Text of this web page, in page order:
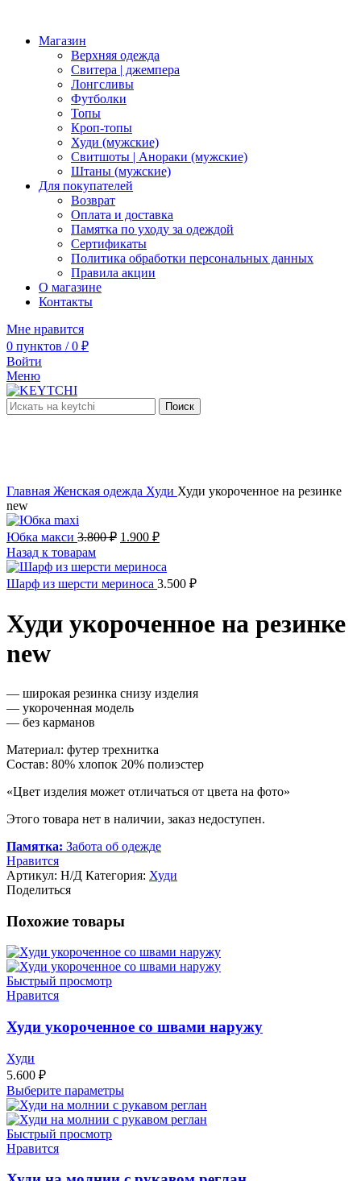
Магазин
Верхняя одежда
Свитера | джемпера
Лонгсливы
Футболки
Топы
Кроп-топы
Худи (мужские)
Свитшоты | Анораки (мужские)
Штаны (мужские)
Для покупателей
Возврат
Оплата и доставка
Памятка по уходу за одеждой
Сертификаты
Политика обработки персональных данных
Правила акции
О магазине
Контакты
Мне нравится
0 пунктов / 0 ₽
Войти
Меню
Поиск
Главная Женская одежда Худи Худи укороченное на резинке
new
Юбка макси 3.800₽ Первоначальная
составляла
3.800 ₽.
1.900 ₽Текущая
1.900 ₽.
Назад к товарам
Шарф из шерсти мериноса 3.500 ₽
Худи укороченное на резинке
new
— широкая резинка снизу изделия
— укороченная модель
— без карманов
Материал: футер трехнитка
Состав: 80% хлопок 20% полиэстер
«Цвет изделия может отличаться от цвета на фото»
Этого товара нет в наличии, заказ недоступен.
Памятка: Забота об одежде
Нравится
Артикул: Н/Д Категория: Худи
Поделиться
Похожие товары
Быстрый просмотр
Нравится
Худи укороченное со швами наружу
Худи
5.600 ₽
Выберите параметры
Быстрый просмотр
Нравится